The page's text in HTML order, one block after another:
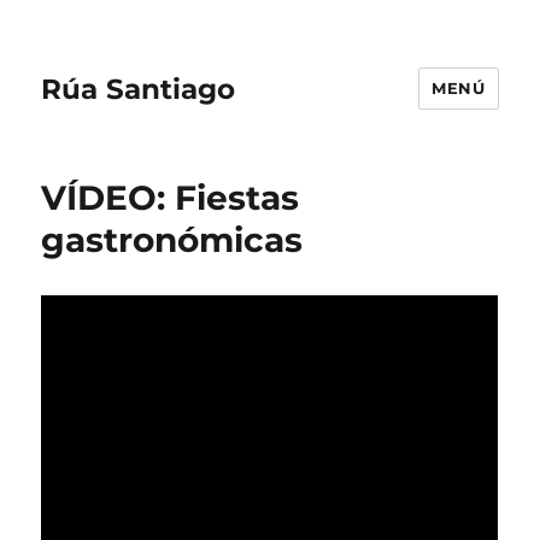
Rúa Santiago MENÚ
VÍDEO: Fiestas
gastronómicas